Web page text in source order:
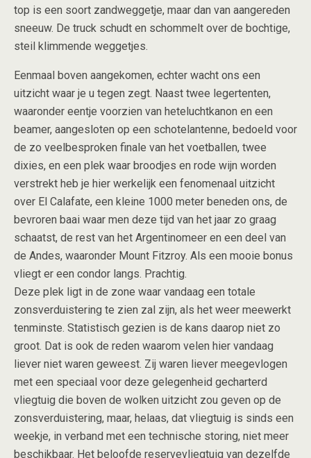
top is een soort zandweggetje, maar dan van aangereden
sneeuw. De truck schudt en schommelt over de bochtige,
steil klimmende weggetjes.
Eenmaal boven aangekomen, echter wacht ons een
uitzicht waar je u tegen zegt. Naast twee legertenten,
waaronder eentje voorzien van heteluchtkanon en een
beamer, aangesloten op een schotelantenne, bedoeld voor
de zo veelbesproken finale van het voetballen, twee
dixies, en een plek waar broodjes en rode wijn worden
verstrekt heb je hier werkelijk een fenomenaal uitzicht
over El Calafate, een kleine 1000 meter beneden ons, de
bevroren baai waar men deze tijd van het jaar zo graag
schaatst, de rest van het Argentinomeer en een deel van
de Andes, waaronder Mount Fitzroy. Als een mooie bonus
vliegt er een condor langs. Prachtig.
Deze plek ligt in de zone waar vandaag een totale
zonsverduistering te zien zal zijn, als het weer meewerkt
tenminste. Statistisch gezien is de kans daarop niet zo
groot. Dat is ook de reden waarom velen hier vandaag
liever niet waren geweest. Zij waren liever meegevlogen
met een speciaal voor deze gelegenheid gecharterd
vliegtuig die boven de wolken uitzicht zou geven op de
zonsverduistering, maar, helaas, dat vliegtuig is sinds een
weekje, in verband met een technische storing, niet meer
beschikbaar. Het beloofde reservevliegtuig van dezelfde